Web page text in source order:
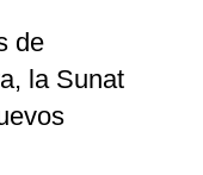
de
la Sunat